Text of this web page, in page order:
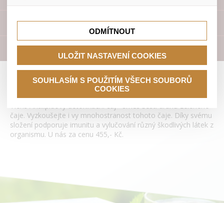
Přístroje
Antilipidový detoxikační čaj Tianshi
Tiens Antilipidový detoxikační čaj - směs šesti druhů zeleného
čaje. Vyzkoušejte i vy mnohostranost tohoto čaje. Díky svému
složení podporuje imunitu a vylučování různý škodlivých látek z
organismu. U nás za cenu 455,- Kč.
se nevhodným doporučením produktů či jiným
nedůležitým nabídkám.
marketingové kampaně.
ODMÍTNOUT
ULOŽIT NASTAVENÍ COOKIES
SOUHLASÍM S POUŽITÍM VŠECH SOUBORŮ
COOKIES